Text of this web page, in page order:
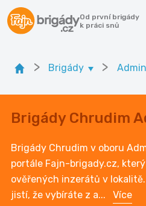
Od první brigády
k práci snů
> Brigády >
Brigády Chrudim
Brigády Chrudim v oboru
portále Fajn-brigady.cz,
ověřených inzerátů v
jistí, že vybíráte z a... Více